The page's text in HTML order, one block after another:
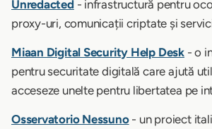
Unredacted- infrastructură pentru
proxy-uri, comunicații criptate și
Miaan Digital Security Help Desk- o
pentru securitate digitală care ajută
acceseze unelte pentru libertatea pe
Osservatorio Nessuno- un proiect